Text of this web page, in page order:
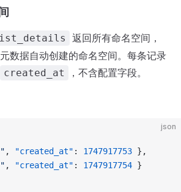
返回所有命名空间，
数据自动创建的命名空间。每条记录
created_at ，不含配置字段。
json
, "created_at" : 1747917753 },
, "created_at" : 1747917754 }